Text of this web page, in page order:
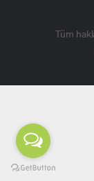
Tüm